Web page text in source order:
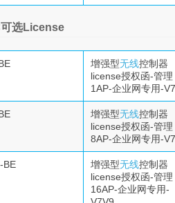
选License
增强型无线控制器
license授权函-管理
1AP-企业网专用-
增强型无线控制器
license授权函-管理
8AP-企业网专用-
BE 增强型无线控制器
license授权函-管理
16AP-企业网专用-